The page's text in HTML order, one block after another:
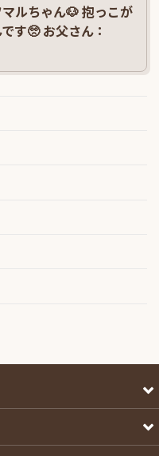
ルちゃん🐶 抱っこが
す🥺 お父さん：